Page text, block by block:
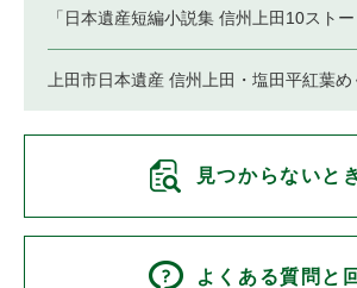
「日本遺産短編小説集 信州上田10スト
上田市日本遺産 信州上田・塩田平紅葉め
見つからないと
よくある質問と